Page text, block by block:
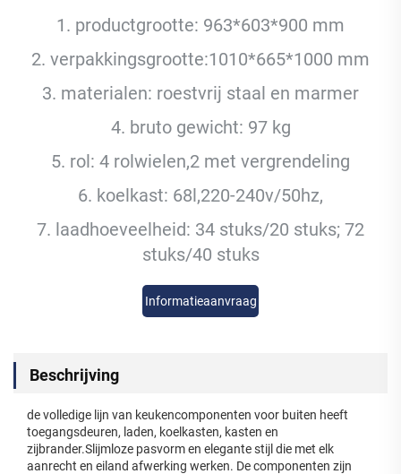
1. productgrootte: 963*603*900 mm
2. verpakkingsgrootte:1010*665*1000 mm
3. materialen: roestvrij staal en marmer
4. bruto gewicht: 97 kg
5. rol: 4 rolwielen,2 met vergrendeling
6. koelkast: 68l,220-240v/50hz,
7. laadhoeveelheid: 34 stuks/20 stuks; 72
stuks/40 stuks
Informatieaanvraag
Beschrijving
de volledige lijn van keukencomponenten voor buiten heeft
toegangsdeuren, laden, koelkasten, kasten en
zijbrander.Slijmloze pasvorm en elegante stijl die met elk
aanrecht en eiland afwerking werken. De componenten zijn